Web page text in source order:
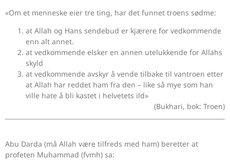
«Om et menneske eier tre ting, har det funnet troens sødme:
at Allah og Hans sendebud er kjærere for vedkommende
enn alt annet.
at vedkommende elsker en annen utelukkende for Allahs
skyld
at vedkommende avskyr å vende tilbake til vantroen etter
at Allah har reddet ham fra den – like så mye som han
ville hate å bli kastet i helvetets ild»
(Bukhari, bok: Troen)
Abu Darda (må Allah være tilfreds med ham) beretter at
profeten Muhammad (fvmh) sa: